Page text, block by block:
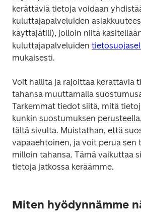
kerättäviä tietoja voidaan
kuluttajapalveluiden
käyttäjätili), jolloin niitä
kuluttajapalveluiden
mukaisesti.
Voit hallita ja rajoittaa kerättäviä
tahansa muuttamalla
Tarkemmat tiedot siitä, mitä
kunkin suostumuksen
tältä sivulta. Muistathan, että
vapaaehtoinen, ja voit perua sen
milloin tahansa. Tämä vaikuttaa
tietoja jatkossa keräämme.
Miten hyödynnämme